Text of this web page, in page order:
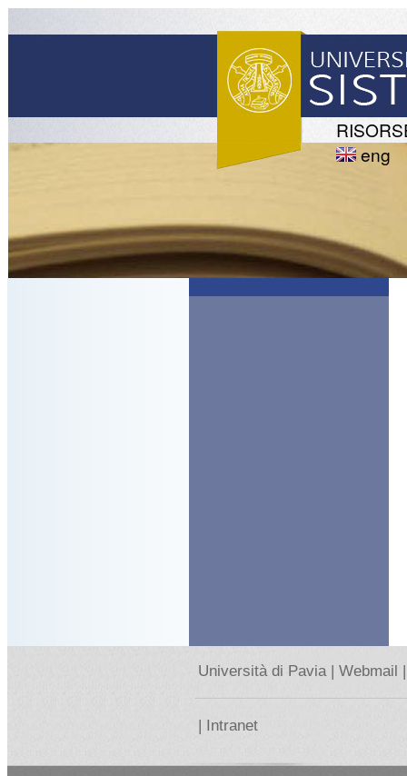
eng
Università di Pavia | Webmail |
| Intranet